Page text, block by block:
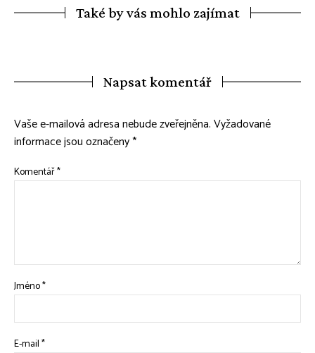
Také by vás mohlo zajímat
Napsat komentář
Vaše e-mailová adresa nebude zveřejněna.Vyžadované
informace jsou označeny*
Komentář*
Jméno*
E-mail*